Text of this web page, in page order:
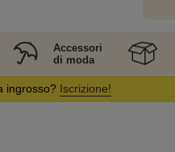
Accessori
di moda
ingrosso? Iscrizione!